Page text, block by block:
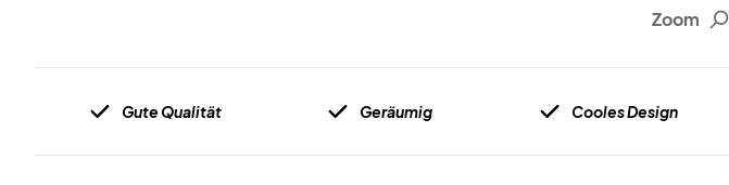
Zoom
Gute Qualität Geräumig Cooles Design